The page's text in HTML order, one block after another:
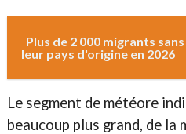
Plus de 2 000 migrants
leur pays d'origine en 2026
Le segment de météore
beaucoup plus grand, de la